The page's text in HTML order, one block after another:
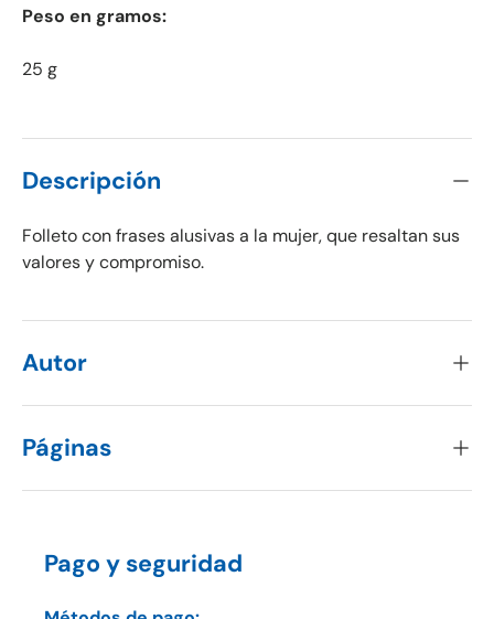
Peso en gramos:
25 g
Descripción
Folleto con frases alusivas a la mujer, que resaltan sus
valores y compromiso.
Autor
Páginas
Pago y seguridad